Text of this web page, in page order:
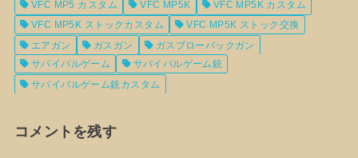
VFC MP5 カスタム
VFC MP5K
VFC MP5K カスタム
VFC MP5K ストックカスタム
VFC MP5K ストック交換
エアガン
ガスガン
ガスブローバックガン
サバイバルゲーム
サバイバルゲーム銃
サバイバルゲーム銃カスタム
コメントを残す